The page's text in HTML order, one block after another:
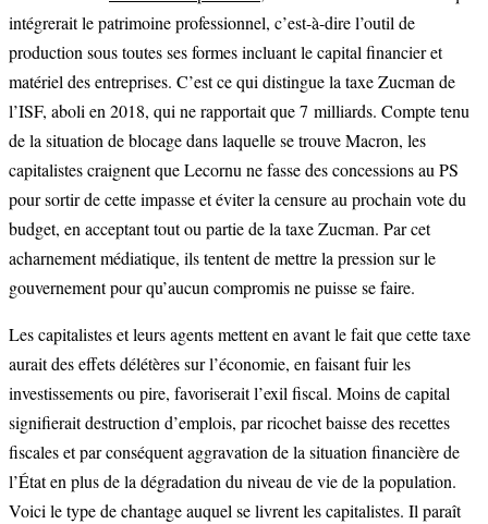
intégrerait le patrimoine professionnel, c’est-à-dire l’outil de
production sous toutes ses formes incluant le capital financier et
matériel des entreprises. C’est ce qui distingue la taxe Zucman de
l’ISF, aboli en 2018, qui ne rapportait que 7 milliards. Compte tenu
de la situation de blocage dans laquelle se trouve Macron, les
capitalistes craignent que Lecornu ne fasse des concessions au PS
pour sortir de cette impasse et éviter la censure au prochain vote du
budget, en acceptant tout ou partie de la taxe Zucman. Par cet
acharnement médiatique, ils tentent de mettre la pression sur le
gouvernement pour qu’aucun compromis ne puisse se faire.
Les capitalistes et leurs agents mettent en avant le fait que cette taxe
aurait des effets délétères sur l’économie, en faisant fuir les
investissements ou pire, favoriserait l’exil fiscal. Moins de capital
signifierait destruction d’emplois, par ricochet baisse des recettes
fiscales et par conséquent aggravation de la situation financière de
l’État en plus de la dégradation du niveau de vie de la population.
Voici le type de chantage auquel se livrent les capitalistes. Il paraît